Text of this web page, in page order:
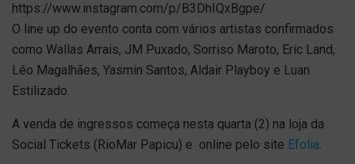
https://www.instagram.com/p/B3DhIQxBgpe/
O line up do evento conta com vários artistas confirmados
como Wallas Arrais, JM Puxado, Sorriso Maroto, Eric Land,
Léo Magalhães, Yasmin Santos, Aldair Playboy e Luan
Estilizado.
A venda de ingressos começa nesta quarta (2) na loja da
Social Tickets (RioMar Papicu) e online pelo site Efolia.